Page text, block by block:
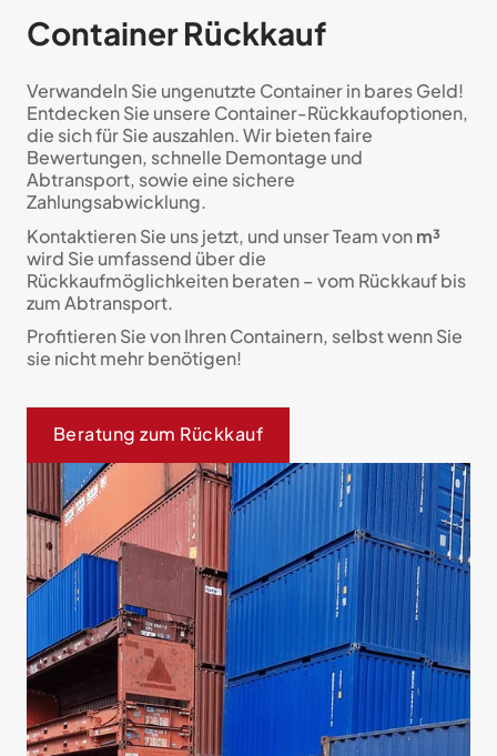
Container Rückkauf
Verwandeln Sie ungenutzte Container in bares Geld!
Entdecken Sie unsere Container-Rückkaufoptionen,
die sich für Sie auszahlen. Wir bieten faire
Bewertungen, schnelle Demontage und
Abtransport, sowie eine sichere
Zahlungsabwicklung.
Kontaktieren Sie uns jetzt, und unser Team vonm³
wird Sie umfassend über die
Rückkaufmöglichkeiten beraten – vom Rückkauf bis
zum Abtransport.
Profitieren Sie von Ihren Containern, selbst wenn Sie
sie nicht mehr benötigen!
Beratung zum Rückkauf